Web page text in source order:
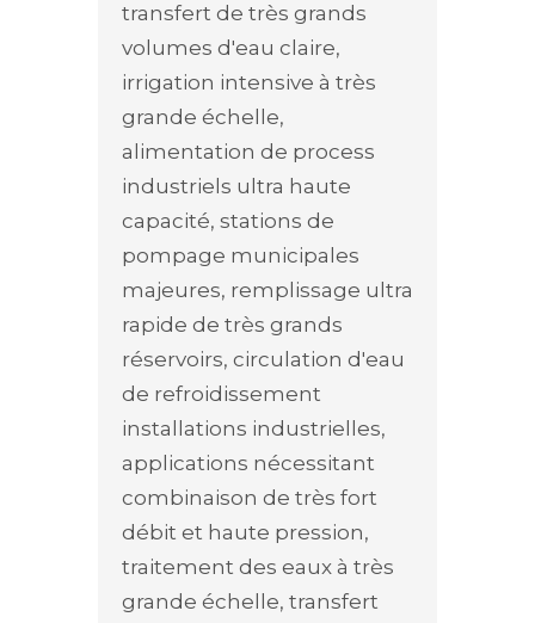
transfert de très grands
volumes d'eau claire,
irrigation intensive à très
grande échelle,
alimentation de process
industriels ultra haute
capacité, stations de
pompage municipales
majeures, remplissage ultra
rapide de très grands
réservoirs, circulation d'eau
de refroidissement
installations industrielles,
applications nécessitant
combinaison de très fort
débit et haute pression,
traitement des eaux à très
grande échelle, transfert